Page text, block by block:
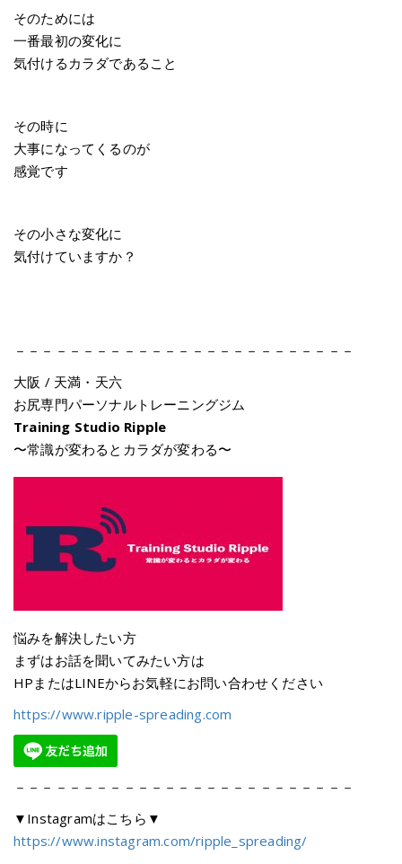
そのためには
一番最初の変化に
気付けるカラダであること
その時に
大事になってくるのが
感覚です
その小さな変化に
気付けていますか？
－－－－－－－－－－－－－－－－－－－－－－－－－
大阪 / 天満・天六
お尻専門パーソナルトレーニングジム
Training Studio Ripple
〜常識が変わるとカラダが変わる〜
悩みを解決したい方
まずはお話を聞いてみたい方は
HPまたはLINEからお気軽にお問い合わせください
https://www.ripple-spreading.com
－－－－－－－－－－－－－－－－－－－－－－－－－
▼Instagramはこちら▼
https://www.instagram.com/ripple_spreading/